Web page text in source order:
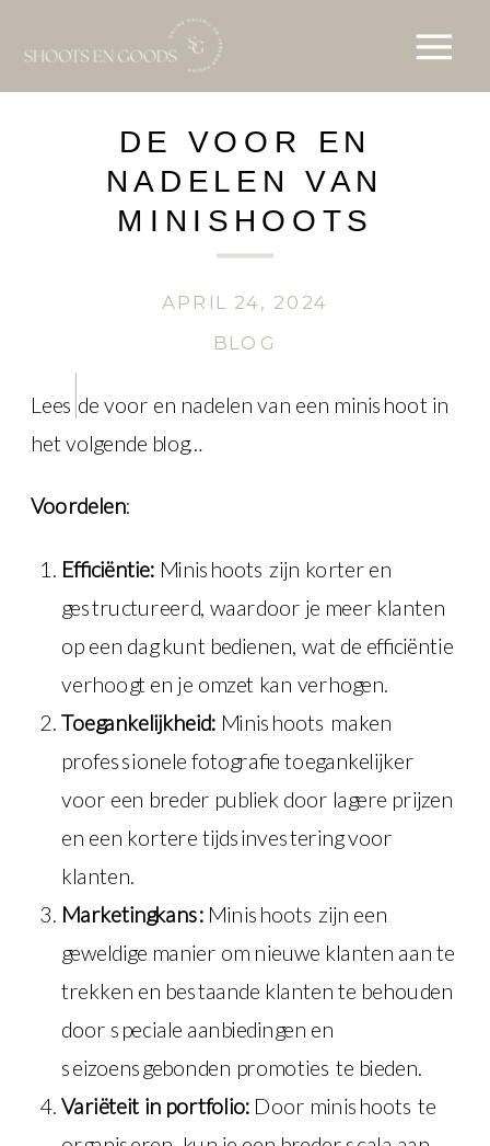
DE VOOR EN
NADELEN VAN
MINISHOOTS
BLOG
APRIL 24, 2024
Lees de voor en nadelen van een minishoot in
het volgende blog…
Voordelen:
Efficiëntie: Minishoots zijn korter en
gestructureerd, waardoor je meer klanten
op een dag kunt bedienen, wat de efficiëntie
verhoogt en je omzet kan verhogen.
Toegankelijkheid: Minishoots maken
professionele fotografie toegankelijker
voor een breder publiek door lagere prijzen
en een kortere tijdsinvestering voor
klanten.
Marketingkans: Minishoots zijn een
geweldige manier om nieuwe klanten aan te
trekken en bestaande klanten te behouden
door speciale aanbiedingen en
seizoensgebonden promoties te bieden.
Variëteit in portfolio: Door minishoots te